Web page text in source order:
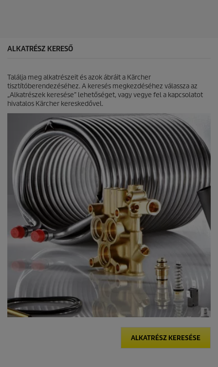
cc
l
l
a
g
b
ALKATRÉSZ KERESŐ
Találja meg alkatrészeit és azok ábráit a Kärcher
tisztítóberendezéséhez. A keresés megkezdéséhez válassza az
„Alkatrészek keresése” lehetőséget, vagy vegye fel a kapcsolatot
hivatalos Kärcher kereskedővel.
ALKATRÉSZ KERESÉSE